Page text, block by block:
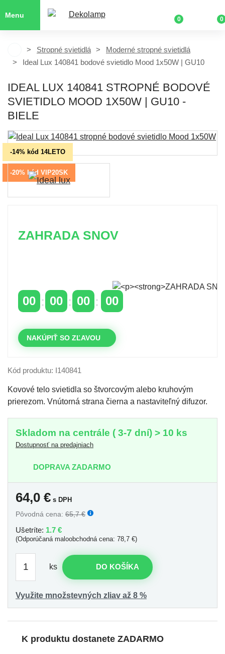
Menu
0 0
Stropné svietidlá
Moderné stropné svietidlá
Ideal Lux 140841 bodové svietidlo Mood 1x50W | GU10
IDEAL LUX 140841 STROPNÉ BODOVÉ
SVIETIDLO MOOD 1X50W | GU10 -
BIELE
-14% kód 14LETO
-20% kód VIP20SK
ZAHRADA SNOV
00 00 00 00
NAKÚPIŤ SO ZĽAVOU
Kód produktu: I140841
Kovové telo svietidla so štvorcovým alebo kruhovým
prierezom. Vnútorná strana čierna a nastaviteľný difuzor.
Skladom na centrále ( 3-7 dní) > 10 ks
Dostupnosť na predajniach
DOPRAVA ZADARMO
64,0 € s DPH
Pôvodná cena: 65,7 €
Ušetríte: 1.7 €
(Odporúčaná maloobchodná cena: 78,7 €)
ks DO KOŠÍKA
Využite množstevných zliav až 8 %
K produktu dostanete ZADARMO